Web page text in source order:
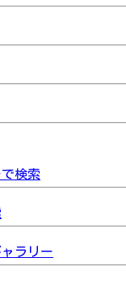
検索
ラリー